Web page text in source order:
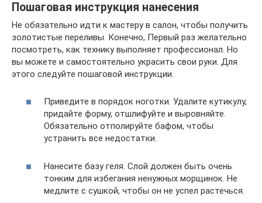
Пошаговая инструкция нанесения
Не обязательно идти к мастеру в салон, чтобы получить
золотистые переливы. Конечно, Первый раз желательно
посмотреть, как технику выполняет профессионал. Но
вы можете и самостоятельно украсить свои руки. Для
этого следуйте пошаговой инструкции.
Приведите в порядок ноготки. Удалите кутикулу,
придайте форму, отшлифуйте и выровняйте.
Обязательно отполируйте бафом, чтобы
устранить все недостатки.
Нанесите базу геля. Слой должен быть очень
тонким для избегания ненужных морщинок. Не
медлите с сушкой, чтобы он не успел растечься.